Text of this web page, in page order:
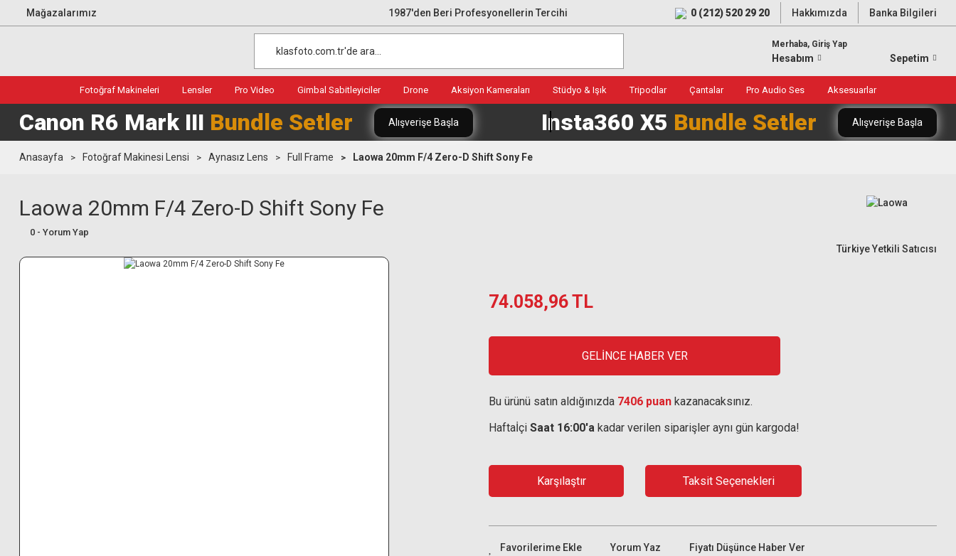
Mağazalarımız 1987'den Beri Profesyonellerin Tercihi 0 (212) 520 29 20 Hakkımızda Banka Bilgileri
Merhaba, Giriş Yap
Hesabım Sepetim
Fotoğraf Makineleri Lensler Pro Video Gimbal Sabitleyiciler Drone Aksiyon Kameraları Stüdyo & Işık Tripodlar Çantalar Pro Audio Ses Aksesuarlar
Canon R6 Mark III Bundle Setler Alışverişe Başla Insta360 X5 Bundle Setler Alışverişe Başla
Anasayfa Fotoğraf Makinesi Lensi Aynasız Lens Full Frame Laowa 20mm F/4 Zero-D Shift Sony Fe
Laowa 20mm F/4 Zero-D Shift Sony Fe
0 - Yorum Yap
Türkiye Yetkili Satıcısı
74.058,96 TL
GELİNCE HABER VER
Bu ürünü satın aldığınızda 7406 puan kazanacaksınız.
Haftaİçi Saat 16:00'a kadar verilen siparişler aynı gün kargoda!
Karşılaştır Taksit Seçenekleri
Yorum Yaz Fiyatı Düşünce Haber Ver